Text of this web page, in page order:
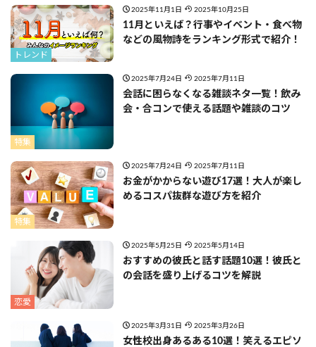
トレンド
2025年11月1日 2025年10月25日
11月といえば？行事やイベント・食べ物
などの風物詩をランキング形式で紹介！
特集
2025年7月24日 2025年7月11日
会話に困らなくなる雑談ネタ一覧！飲み
会・合コンで使える話題や雑談のコツ
特集
2025年7月24日 2025年7月11日
お金がかからない遊び17選！大人が楽し
めるコスパ抜群な遊び方を紹介
恋愛
2025年5月25日 2025年5月14日
おすすめの彼氏と話す話題10選！彼氏と
の会話を盛り上げるコツを解説
2025年3月31日 2025年3月26日
女性校出身あるある10選！笑えるエピソ